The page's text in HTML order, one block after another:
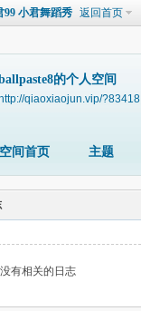
99 小君舞蹈秀 返回首页
的个人空间
qiaoxiaojun.vip/?83418
空间首页 主题
有相关的日志